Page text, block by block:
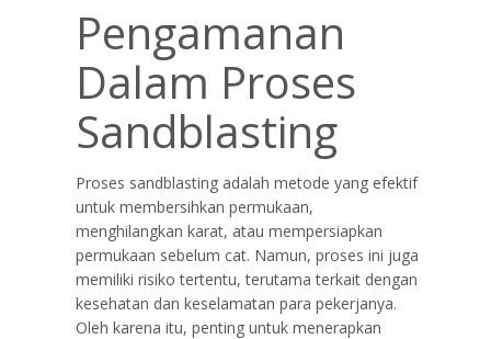
Pengamanan
Dalam Proses
Sandblasting
Proses sandblasting adalah metode yang efektif
untuk membersihkan permukaan,
menghilangkan karat, atau mempersiapkan
permukaan sebelum cat. Namun, proses ini juga
memiliki risiko tertentu, terutama terkait dengan
kesehatan dan keselamatan para pekerjanya.
Oleh karena itu, penting untuk menerapkan